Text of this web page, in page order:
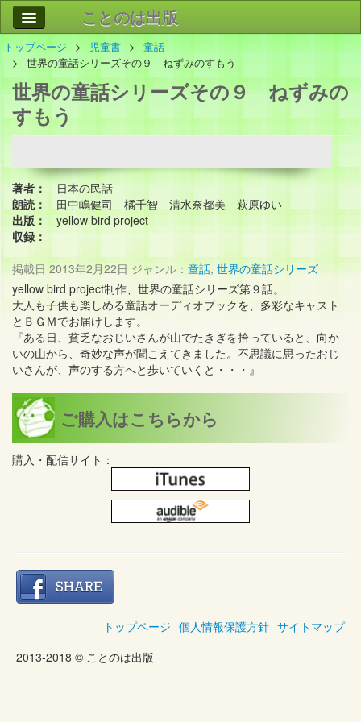
ことのは出版
作品
事業案内
会社情報
お問い合わせ
トップページ 児童書
童話
世界の童話シリーズその９ ねずみのすもう
世界の童話シリーズその９ ねずみの
すもう
著者：
日本の民話
朗読：
田中嶋健司 橘千智 清水奈都美 萩原ゆい
出版：
yellow bird project
収録：
掲載日 2013年2月22日 ジャンル： 童話, 世界の童話シリーズ
yellow bird project制作、世界の童話シリーズ第９話。
大人も子供も楽しめる童話オーディオブックを、多彩なキャスト
とＢＧＭでお届けします。
『ある日、貧乏なおじいさんが山でたきぎを拾っていると、向か
いの山から、奇妙な声が聞こえてきました。不思議に思ったおじ
いさんが、声のする方へと歩いていくと・・・』
ご購入はこちらから
購入・配信サイト：
トップページ 個人情報保護方針 サイトマップ
2013-2018 © ことのは出版